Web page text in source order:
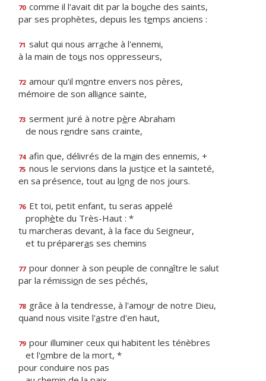
70 comme il l'avait dit par la bouche des saints,
par ses prophètes, depuis les temps anciens :
71 salut qui nous arrache à l'ennemi,
à la main de tous nos oppresseurs,
72 amour qu'il montre envers nos pères,
mémoire de son alliance sainte,
73 serment juré à notre père Abraham
de nous rendre sans crainte,
74 afin que, délivrés de la main des ennemis, +
75 nous le servions dans la justice et la sainteté,
en sa présence, tout au long de nos jours.
76 Et toi, petit enfant, tu seras appelé
prophète du Très-Haut : *
tu marcheras devant, à la face du Seigneur,
et tu prépareras ses chemins
77 pour donner à son peuple de connaître le salut
par la rémission de ses péchés,
78 grâce à la tendresse, à l'amour de notre Dieu,
quand nous visite l'astre d'en haut,
79 pour illuminer ceux qui habitent les ténèbres
et l'ombre de la mort, *
pour conduire nos pas